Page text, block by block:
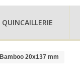
QUINCAILLERIE
Bamboo 20x137 mm